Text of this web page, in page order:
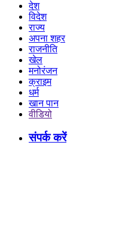
देश
विदेश
राज्य
अपना शहर
राजनीति
खेल
मनोरंजन
क्राइम
धर्म
खान पान
वीडियो
संपर्क करें